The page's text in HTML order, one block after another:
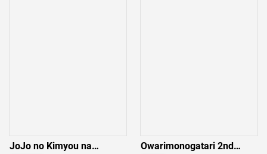
JoJo no Kimyou na
Owarimonogatari 2nd